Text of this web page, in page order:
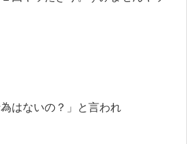
はないの？」と言われ